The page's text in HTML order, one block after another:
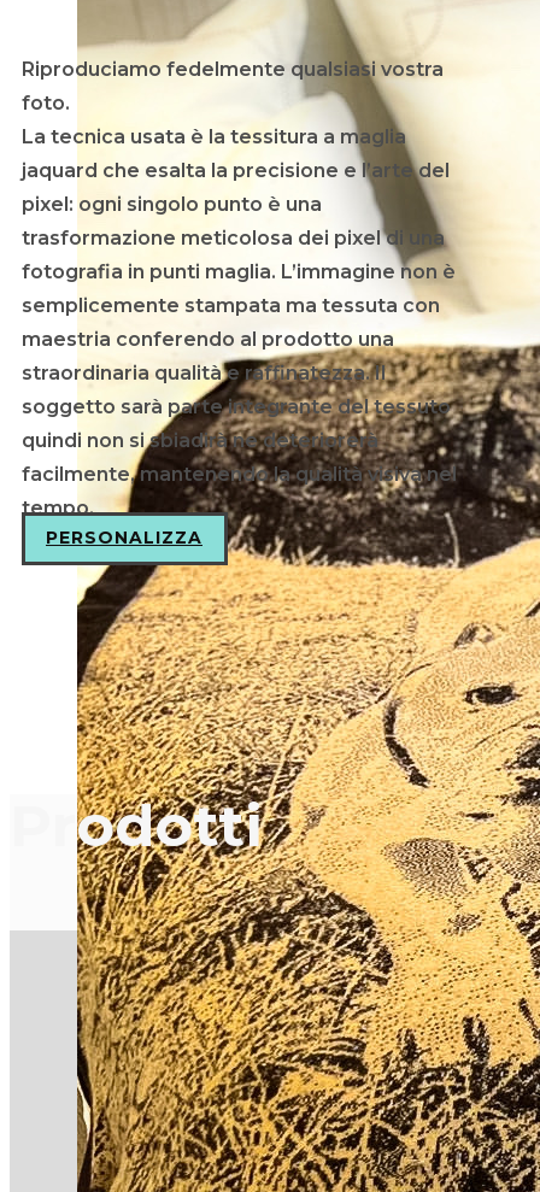
Riproduciamo fedelmente qualsiasi vostra
foto.
La tecnica usata è la tessitura a maglia
jaquard che esalta la precisione e l’arte del
pixel: ogni singolo punto è una
trasformazione meticolosa dei pixel di una
fotografia in punti maglia. L’immagine non è
semplicemente stampata ma tessuta con
maestria conferendo al prodotto una
straordinaria qualità e raffinatezza. Il
soggetto sarà parte integrante del tessuto
quindi non si sbiadirà ne deteriorerà
facilmente, mantenendo la qualità visiva nel
tempo.
PERSONALIZZA
Prodotti